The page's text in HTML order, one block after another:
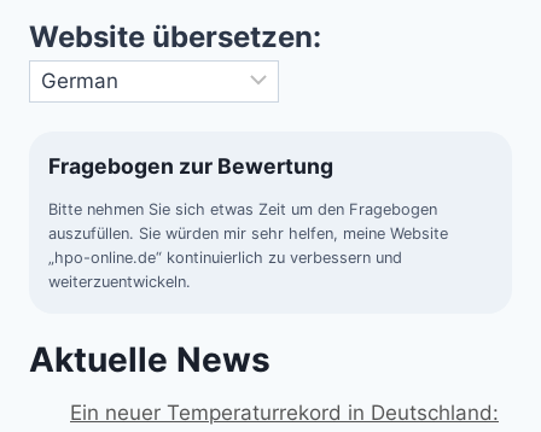
IM
Website übersetzen:
Fragebogen zur Bewertung
Bitte nehmen Sie sich etwas Zeit um den Fragebogen
auszufüllen. Sie würden mir sehr helfen, meine Website
„hpo-online.de“ kontinuierlich zu verbessern und
weiterzuentwickeln.
Aktuelle News
Ein neuer Temperaturrekord in Deutschland: